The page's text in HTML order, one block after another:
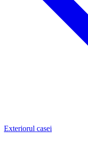
Exteriorul casei